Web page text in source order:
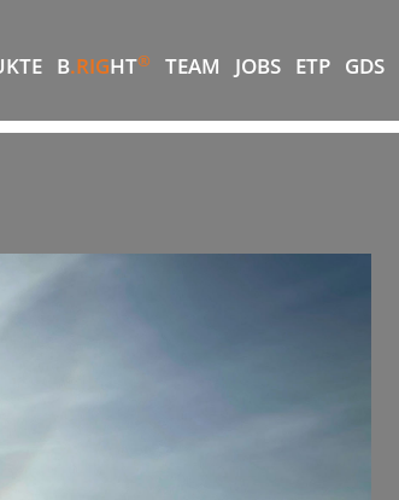
B.RIGHT® TEAM JOBS ETP GDS